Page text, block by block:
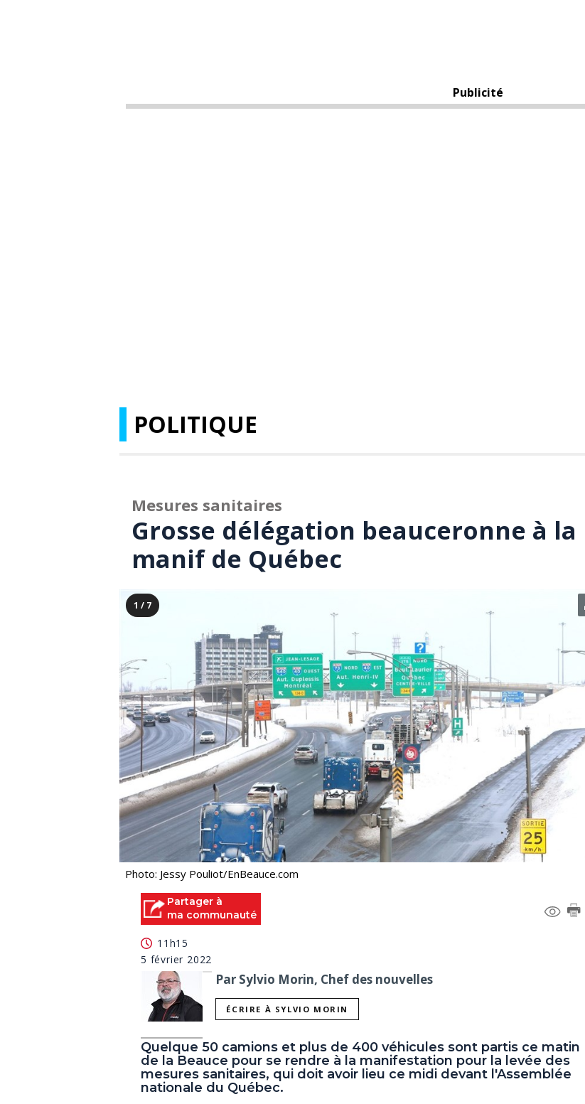
Publicité
POLITIQUE
Mesures sanitaires
Grosse délégation beauceronne à la
manif de Québec
1 / 7
Photo: Jessy Pouliot/EnBeauce.com
Partager à
ma communauté
11h15
5 février 2022
Par Sylvio Morin, Chef des nouvelles
ÉCRIRE À SYLVIO MORIN
Quelque 50 camions et plus de 400 véhicules sont partis ce matin
de la Beauce pour se rendre à la manifestation pour la levée des
mesures sanitaires, qui doit avoir lieu ce midi devant l'Assemblée
nationale du Québec.